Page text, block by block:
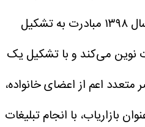
وی در سال ۱۳۹۸ مبادرت به تشکیل
می‌کند و با تشکیل یک
اعم از اعضای خانواده،
بازاریاب، با انجام تبلیغات